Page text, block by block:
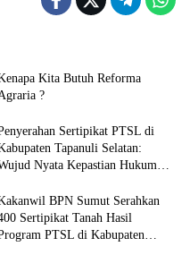
Kita Butuh Reforma
?
Sertipikat PTSL di
Tapanuli Selatan:
Nyata Kepastian Hukum
BPN Sumut Serahkan
Sertipikat Tanah Hasil
PTSL di Kabupaten